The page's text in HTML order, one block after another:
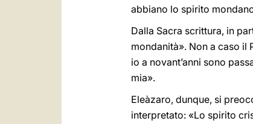
abbiano lo spirito
Dalla Sacra scrittura, in
mondanità». Non a caso il
io a novant’anni sono
mia».
Eleàzaro, dunque, si
interpretato: «Lo spirito